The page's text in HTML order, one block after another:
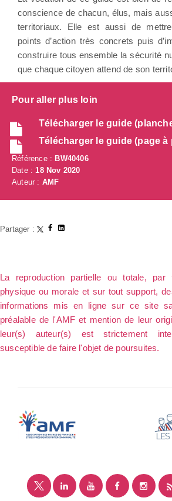
conscience de chacun, élus, mais
territoriaux. Elle est aussi de
points d’action très concrets puis
construire tous ensemble la sécurité
que chaque citoyen attend de son
Pour aller plus loin
Télécharger le guide
Télécharger le guide (page à
Référence : BW40406
Date : 18 Nov 2020
Auteur : AMF
Partager :
La reproduction partielle ou totale, par
physique ou morale et sur tout support,
informations mis en ligne sur ce site
préalable de l'AMF et mention de leur
leur(s) auteur(s) est strictement
susceptible de faire l'objet de poursuites.